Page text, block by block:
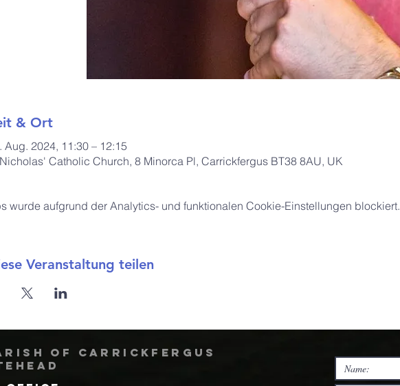
& Ort
Aug. 2024, 11:30 – 12:15
Catholic Church, 8 Minorca Pl, Carrickfergus BT38 8AU, UK
wurde aufgrund der Analytics- und funktionalen Cookie-Einstellungen blockiert.
Veranstaltung teilen
of Carrickfergus